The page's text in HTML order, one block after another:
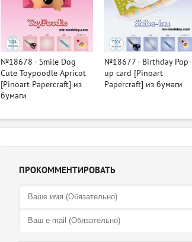
№18678 - Smile Dog
Cute Toypoodle Apricot
[Pinoart Papercraft] из
бумаги
№18677 - Birthday Pop-
up card [Pinoart
Papercraft] из бумаги
ПРОКОММЕНТИРОВАТЬ